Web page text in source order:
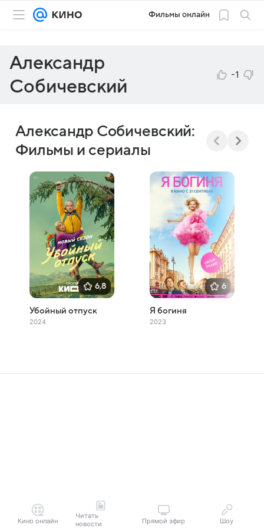
Фильмы онлайн
Александр
Собичевский
-1
Александр Собичевский:
Фильмы и сериалы
6,8
Убойный отпуск
2024
6
Я богиня
2023
Кино онлайн
Читать
новости
Прямой эфир Шоу